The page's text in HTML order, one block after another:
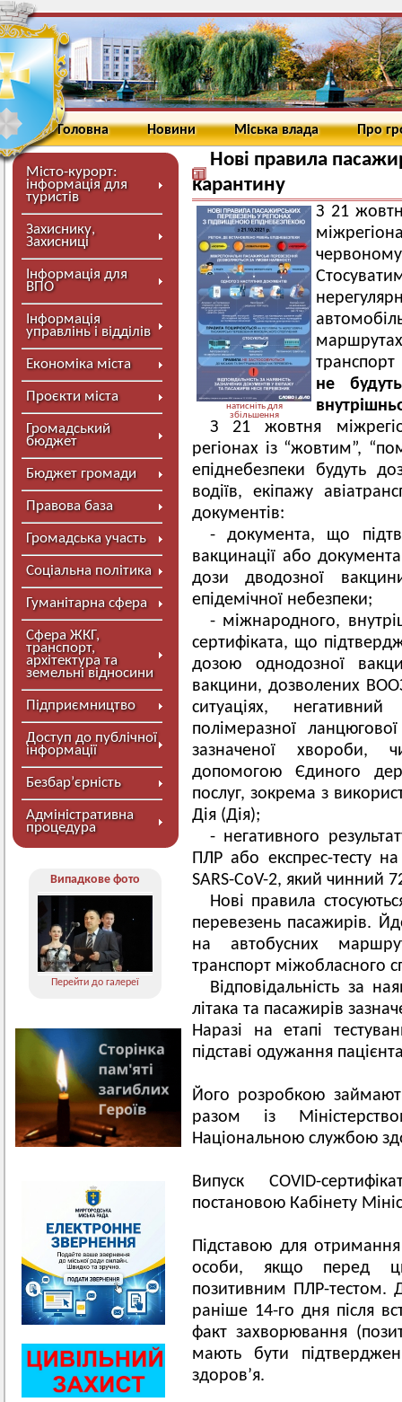
Головна Новини Міська влада Про
Місто-курорт:
інформація для
туристів
Захиснику,
Захисниці
Інформація для
ВПО
Інформація
управлінь і відділів
Економіка міста
Проєкти міста
Громадський
бюджет
Бюджет громади
Правова база
Громадська участь
Соціальна політика
Гуманітарна сфера
Сфера ЖКГ,
транспорт,
архітектура та
земельні відносини
Підприємництво
Доступ до публічної
інформації
Безбар’єрність
Адміністративна
процедура
Випадкове фото
Перейти до галереї
Нові правила
карантину
натисніть для
збільшення
З 21
не
З 21 жовтня
регіонах із “жовтим”,
епіднебезпеки будуть
водіїв, екіпажу
документів:
- документа, що
вакцинації або
дози дводозної
епідемічної небезпеки;
- міжнародного,
сертифіката, що
дозою однодозної
вакцини, дозволених
ситуаціях,
полімеразної
зазначеної хвороби,
допомогою Єдиного
послуг, зокрема з
Дія (Дія);
- негативного
ПЛР або експрес-тесту
SARS-CoV-2, який чинний
Нові правила
перевезень пасажирів.
на автобусних
транспорт міжобласного
Відповідальність за
літака та пасажирів
Наразі на етапі
підставі одужання
Його розробкою
разом із
Національною службою
Випуск COVID-
постановою Кабінету
Підставою для
особи, якщо перед
позитивним ПЛР-
раніше 14-го дня після
факт захворювання
мають бути
здоров’я.